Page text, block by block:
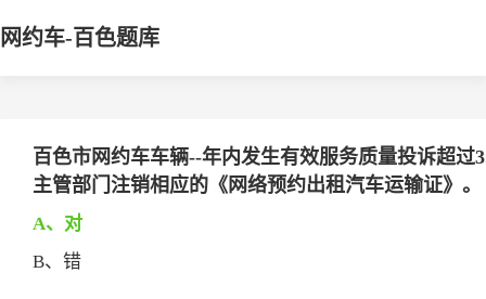
网约车-百色题库
百色市网约车车辆--年内发生有效服务质量投诉超
主管部门注销相应的《网络预约出租汽车运输证》。
A、对
B、错